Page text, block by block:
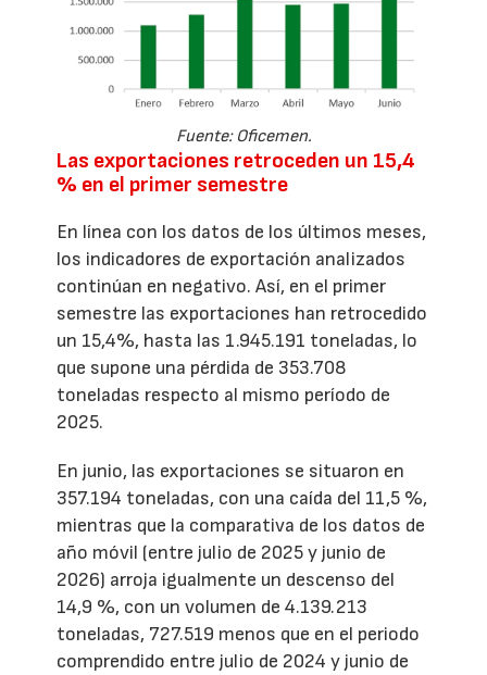
Fuente: Oficemen.
Las exportaciones retroceden un 15,4
% en el primer semestre
En línea con los datos de los últimos meses,
los indicadores de exportación analizados
continúan en negativo. Así, en el primer
semestre las exportaciones han retrocedido
un 15,4%, hasta las 1.945.191 toneladas, lo
que supone una pérdida de 353.708
toneladas respecto al mismo período de
2025.
En junio, las exportaciones se situaron en
357.194 toneladas, con una caída del 11,5 %,
mientras que la comparativa de los datos de
año móvil (entre julio de 2025 y junio de
2026) arroja igualmente un descenso del
14,9 %, con un volumen de 4.139.213
toneladas, 727.519 menos que en el periodo
comprendido entre julio de 2024 y junio de